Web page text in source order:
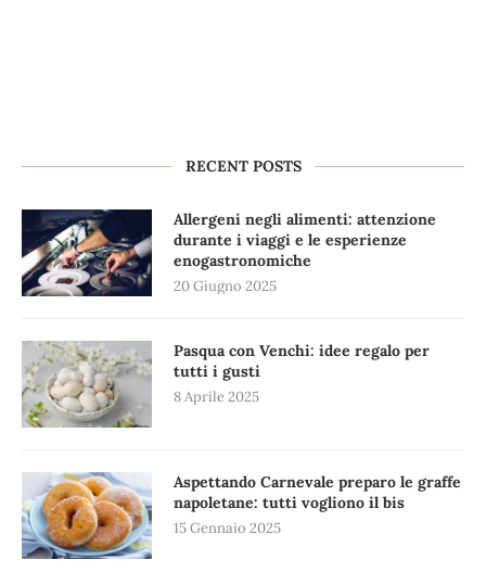
RECENT POSTS
Allergeni negli alimenti: attenzione
durante i viaggi e le esperienze
enogastronomiche
20 Giugno 2025
Pasqua con Venchi: idee regalo per
tutti i gusti
8 Aprile 2025
Aspettando Carnevale preparo le graffe
napoletane: tutti vogliono il bis
15 Gennaio 2025